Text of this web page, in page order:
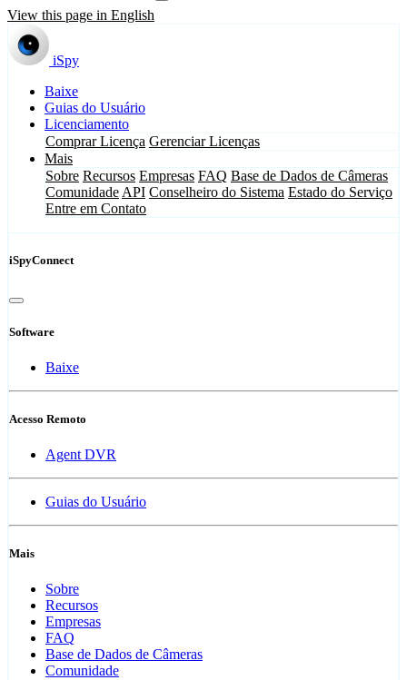
View this page in English
iSpy
Baixe
Guias do Usuário
Licenciamento
Comprar Licença Gerenciar Licenças
Mais
Sobre Recursos Empresas FAQ Base de Dados de Câmeras
Comunidade API Conselheiro do Sistema Estado do Serviço
Entre em Contato
iSpyConnect
Software
Baixe
Acesso Remoto
Agent DVR
Guias do Usuário
Mais
Sobre
Recursos
Empresas
FAQ
Base de Dados de Câmeras
Comunidade